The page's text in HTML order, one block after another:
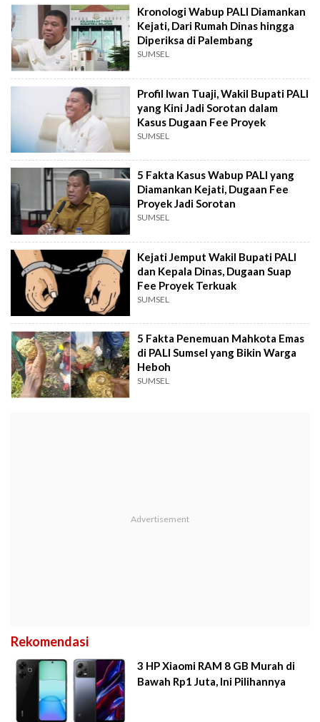
Kronologi Wabup PALI Diamankan
Kejati, Dari Rumah Dinas hingga
Diperiksa di Palembang
SUMSEL
Profil Iwan Tuaji, Wakil Bupati PALI
yang Kini Jadi Sorotan dalam
Kasus Dugaan Fee Proyek
SUMSEL
5 Fakta Kasus Wabup PALI yang
Diamankan Kejati, Dugaan Fee
Proyek Jadi Sorotan
SUMSEL
Kejati Jemput Wakil Bupati PALI
dan Kepala Dinas, Dugaan Suap
Fee Proyek Terkuak
SUMSEL
5 Fakta Penemuan Mahkota Emas
di PALI Sumsel yang Bikin Warga
Heboh
SUMSEL
Rekomendasi
3 HP Xiaomi RAM 8 GB Murah di
Bawah Rp1 Juta, Ini Pilihannya